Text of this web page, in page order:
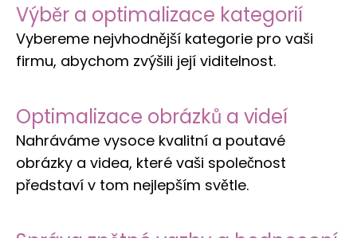
Výběr a optimalizace kategorií
Vybereme nejvhodnější kategorie pro vaši
firmu, abychom zvýšili její viditelnost.
Optimalizace obrázků a videí
Nahráváme vysoce kvalitní a poutavé
obrázky a videa, které vaši společnost
představí v tom nejlepším světle.